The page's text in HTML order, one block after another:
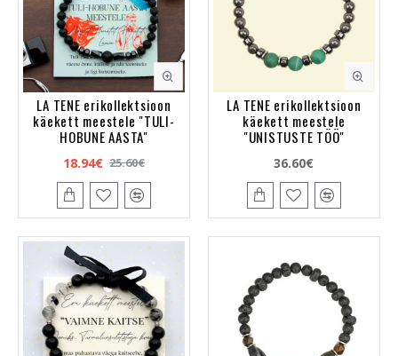
LA TENE erikollektsioon
käekett meestele "TULI-
HOBUNE AASTA"
18.94€ 25.60€
LA TENE erikollektsioon
käekett meestele
"UNISTUSTE TÖÖ"
36.60€